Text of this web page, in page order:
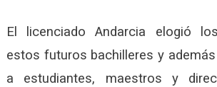
El licenciado Andarcia elogió
estos futuros bachilleres y
a estudiantes, maestros y